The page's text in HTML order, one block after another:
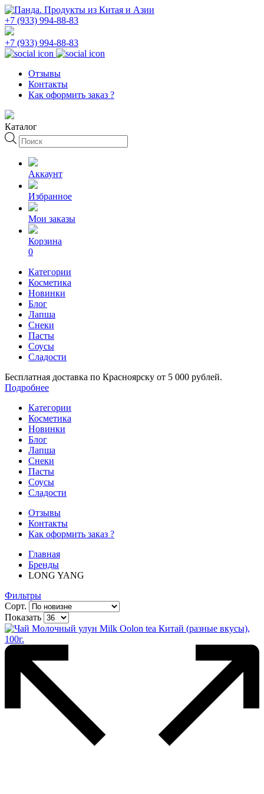
+7 (933) 994-88-83
+7 (933) 994-88-83
Отзывы
Контакты
Как оформить заказ ?
Каталог
Поиск
товаров
Аккаунт
Избранное
Мои заказы
Корзина
0
Категории
Косметика
Новинки
Блог
Лапша
Снеки
Пасты
Соусы
Сладости
Бесплатная доставка по Красноярску от 5 000 рублей.
Подробнее
Категории
Косметика
Новинки
Блог
Лапша
Снеки
Пасты
Соусы
Сладости
Отзывы
Контакты
Как оформить заказ ?
Главная
Бренды
LONG YANG
Фильтры
Сорт.
Показать